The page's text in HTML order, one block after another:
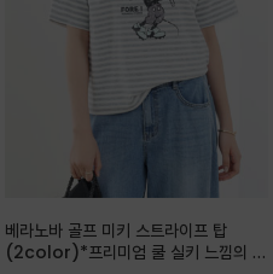
베라노바 골프 미키 스트라이프 탑
(2color)*프리미엄 쿨 실키 느낌의 폴